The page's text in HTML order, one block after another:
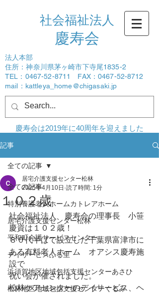
社会福祉法人
​慶寿会
法人本部
住所：神奈川県茅ヶ崎市下寺尾1835-2
TEL：0467-52-8711 FAX：0467-52-8712
mail： kattleya_home@chigasaki.jp
ログイン
慶寿会は2019年に40周年を迎えました
記事
全ての記事
特別養護老人ホームカトレアホーム
居宅介護支援センター松林
平和町介護サービスセンター
デイサービスふる里
浜須賀地区地域包括支援センターあさひ
松林地区地域包括支援センターくるみ
全ての記事
１０２歳
居宅介護支援センター松林
2025年4月10日 読了時間: 1分
社会福祉法人　慶寿会の理事長　小笹
慶資は１０２歳！
８０代半ばで設立した千葉県富津市に
ある有料老人ホーム　オアシス慶寿施
設で
祝い会が催されました。
松林ケアセンターのデイサービス、ヘ